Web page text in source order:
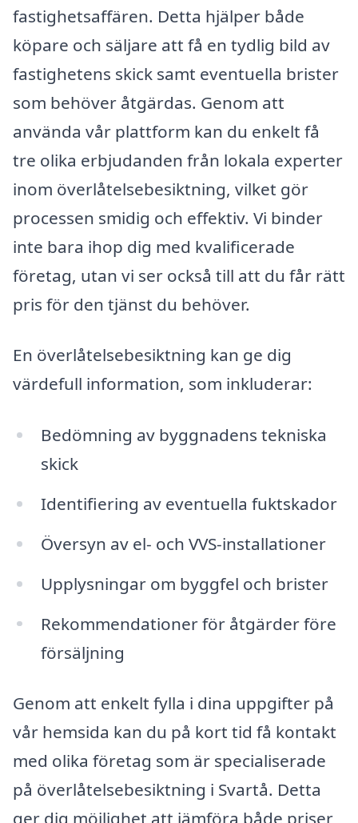
fastighetsaffären. Detta hjälper både
köpare och säljare att få en tydlig bild av
fastighetens skick samt eventuella brister
som behöver åtgärdas. Genom att
använda vår plattform kan du enkelt få
tre olika erbjudanden från lokala experter
inom överlåtelsebesiktning, vilket gör
processen smidig och effektiv. Vi binder
inte bara ihop dig med kvalificerade
företag, utan vi ser också till att du får rätt
pris för den tjänst du behöver.
En överlåtelsebesiktning kan ge dig
värdefull information, som inkluderar:
Bedömning av byggnadens tekniska
skick
Identifiering av eventuella fuktskador
Översyn av el- och VVS-installationer
Upplysningar om byggfel och brister
Rekommendationer för åtgärder före
försäljning
Genom att enkelt fylla i dina uppgifter på
vår hemsida kan du på kort tid få kontakt
med olika företag som är specialiserade
på överlåtelsebesiktning i Svartå. Detta
ger dig möjlighet att jämföra både priser